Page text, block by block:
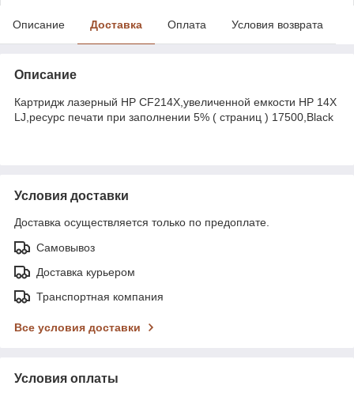
Описание Доставка Оплата Условия возврата
Описание
Картридж лазерный HP CF214X,увеличенной емкости HP 14X
LJ,ресурс печати при заполнении 5% ( страниц ) 17500,Black
Условия доставки
Доставка осуществляется только по предоплате.
Самовывоз
Доставка курьером
Транспортная компания
Все условия доставки
Условия оплаты